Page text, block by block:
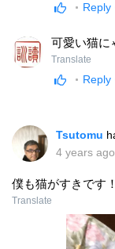
Reply
可愛い猫に
Translate
Reply
Tsutomu
4 years ago
僕も猫がすきです！
Translate